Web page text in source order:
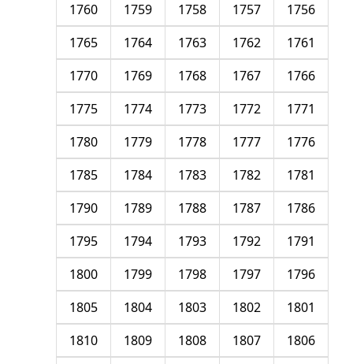
1756
1757
1758
1759
1760
1761
1762
1763
1764
1765
1766
1767
1768
1769
1770
1771
1772
1773
1774
1775
1776
1777
1778
1779
1780
1781
1782
1783
1784
1785
1786
1787
1788
1789
1790
1791
1792
1793
1794
1795
1796
1797
1798
1799
1800
1801
1802
1803
1804
1805
1806
1807
1808
1809
1810